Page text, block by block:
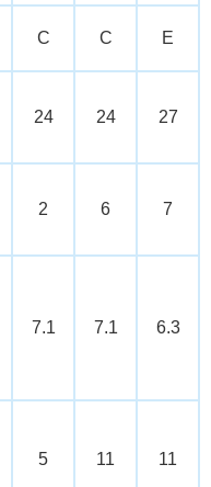
C C E
24 24 27
2 6 7
7.1 7.1 6.3
5 11 11